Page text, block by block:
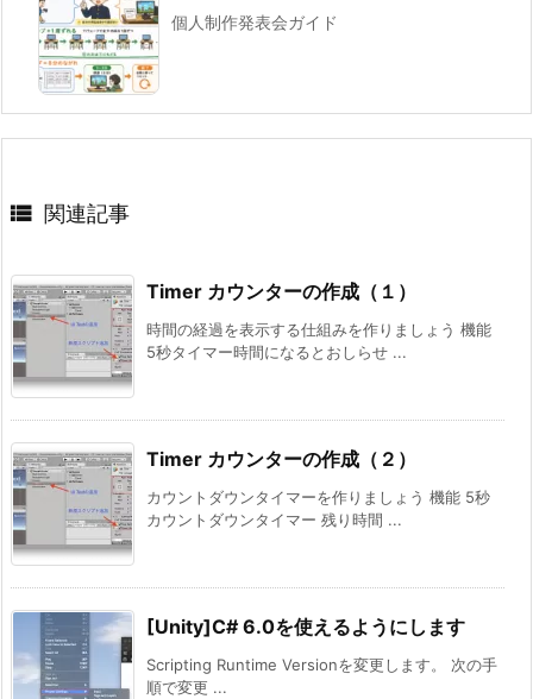
個人制作発表会ガイド
 関連記事
Timer カウンターの作成（１）
時間の経過を表示する仕組みを作りましょう 機能
5秒タイマー時間になるとおしらせ ...
Timer カウンターの作成（２）
カウントダウンタイマーを作りましょう 機能 5秒
カウントダウンタイマー 残り時間 ...
[Unity]C# 6.0を使えるようにします
Scripting Runtime Versionを変更します。 次の手
順で変更 ...